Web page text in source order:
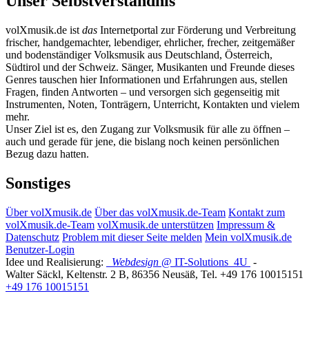
volXmusik.de ist das Internetportal zur Förderung und Verbreitung
frischer, handgemachter, lebendiger, ehrlicher, frecher, zeitgemäßer
und bodenständiger Volksmusik aus Deutschland, Österreich,
Südtirol und der Schweiz. Sänger, Musikanten und Freunde dieses
Genres tauschen hier Informationen und Erfahrungen aus, stellen
Fragen, finden Antworten – und versorgen sich gegenseitig mit
Instrumenten, Noten, Tonträgern, Unterricht, Kontakten und vielem
mehr.
Unser Ziel ist es, den Zugang zur Volksmusik für alle zu öffnen –
auch und gerade für jene, die bislang noch keinen persönlichen
Bezug dazu hatten.
Sonstiges
Über volXmusik.de Über das volXmusik.de-Team Kontakt zum
volXmusik.de-Team volXmusik.de unterstützen Impressum &
Datenschutz Problem mit dieser Seite melden Mein volXmusik.de
Benutzer-Login
Idee und Realisierung:
Webdesign @ IT-Solutions 4U -
Walter Säckl, Keltenstr. 2 B, 86356 Neusäß, Tel. +49 176 10015151
+49 176 10015151